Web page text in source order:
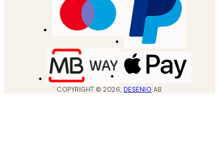
COPYRIGHT ©2026, DESENIO AB